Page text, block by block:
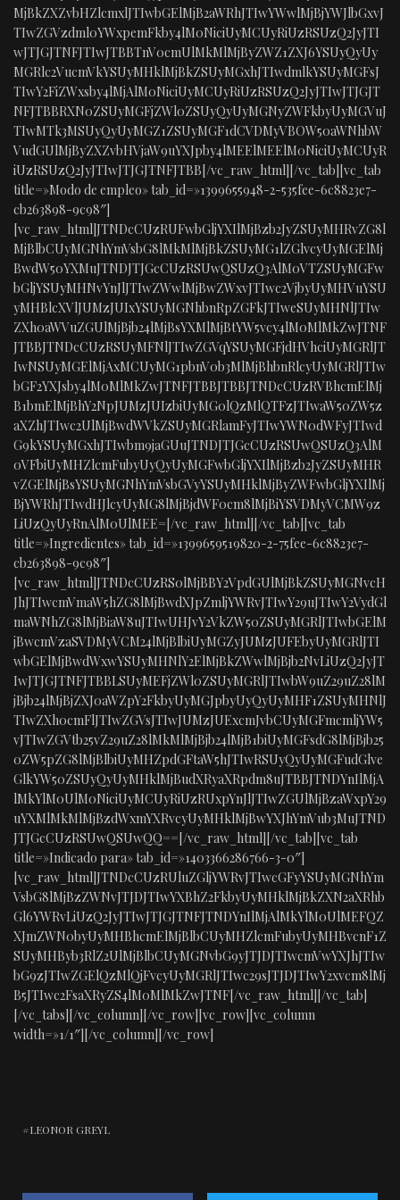
MjBkZXZvbHZlcmxlJTIwbGElMjB2aWRhJTIwYWwlMjBjYWJlbGxvJ
TIwZGVzdml0YWxpemFkby4lM0NiciUyMCUyRiUzRSUzQ2JyJTI
wJTJGJTNFJTIwJTBBTnV0cmUlMkMlMjByZWZ1ZXJ6YSUyQyUy
MGRlc2VucmVkYSUyMHklMjBkZSUyMGxhJTIwdmlkYSUyMGFsJ
TIwY2FiZWxsby4lMjAlM0NiciUyMCUyRiUzRSUzQ2JyJTIwJTJGJT
NFJTBBRXN0ZSUyMGFjZWl0ZSUyQyUyMGNyZWFkbyUyMGVuJ
TIwMTk3MSUyQyUyMGZ1ZSUyMGF1dCVDMyVBOW50aWNhbW
VudGUlMjByZXZvbHVjaW9uYXJpby4lMEElMEElM0NiciUyMCUyR
iUzRSUzQ2JyJTIwJTJGJTNFJTBB[/vc_raw_html][/vc_tab][vc_tab
title=»Modo de empleo» tab_id=»1399655948-2-535fee-6c8823e7-
cb263898-9c98″]
[vc_raw_html]JTNDcCUzRUFwbGljYXIlMjBzb2JyZSUyMHRvZG8l
MjBlbCUyMGNhYmVsbG8lMkMlMjBkZSUyMG1lZGlvcyUyMGElMj
BwdW50YXMuJTNDJTJGcCUzRSUwQSUzQ3AlM0VTZSUyMGFw
bGljYSUyMHNvYnJlJTIwZWwlMjBwZWxvJTIwc2VjbyUyMHVuYSU
yMHBlcXVlJUMzJUIxYSUyMGNhbnRpZGFkJTIweSUyMHNlJTIw
ZXh0aWVuZGUlMjBjb24lMjBsYXMlMjBtYW5vcy4lM0MlMkZwJTNF
JTBBJTNDcCUzRSUyMFNlJTIwZGVqYSUyMGFjdHVhciUyMGRlJT
IwNSUyMGElMjAxMCUyMG1pbnV0b3MlMjBhbnRlcyUyMGRlJTIw
bGF2YXJsby4lM0MlMkZwJTNFJTBBJTBBJTNDcCUzRVBhcmElMj
B1bmElMjBhY2NpJUMzJUIzbiUyMG0lQzMlQTFzJTIwaW50ZW5z
aXZhJTIwc2UlMjBwdWVkZSUyMGRlamFyJTIwYWN0dWFyJTIwd
G9kYSUyMGxhJTIwbm9jaGUuJTNDJTJGcCUzRSUwQSUzQ3AlM
0VFbiUyMHZlcmFubyUyQyUyMGFwbGljYXIlMjBzb2JyZSUyMHR
vZGElMjBsYSUyMGNhYmVsbGVyYSUyMHklMjByZWFwbGljYXIlMj
BjYWRhJTIwdHJlcyUyMG8lMjBjdWF0cm8lMjBiYSVDMyVCMW9z
LiUzQyUyRnAlM0UlMEE=[/vc_raw_html][/vc_tab][vc_tab
title=»Ingredientes» tab_id=»1399659519820-2-75fee-6c8823e7-
cb263898-9c98″]
[vc_raw_html]JTNDcCUzRS0lMjBBY2VpdGUlMjBkZSUyMGNvcH
JhJTIwcmVmaW5hZG8lMjBwdXJpZmljYWRvJTIwY29uJTIwY2VydGl
maWNhZG8lMjBiaW8uJTIwUHJvY2VkZW50ZSUyMGRlJTIwbGElM
jBwcmVzaSVDMyVCM24lMjBlbiUyMGZyJUMzJUFEbyUyMGRlJTI
wbGElMjBwdWxwYSUyMHNlY2ElMjBkZWwlMjBjb2NvLiUzQ2JyJT
IwJTJGJTNFJTBBLSUyMEFjZWl0ZSUyMGRlJTIwbW9uZ29uZ28lM
jBjb24lMjBjZXJ0aWZpY2FkbyUyMGJpbyUyQyUyMHF1ZSUyMHNlJ
TIwZXh0cmFlJTIwZGVsJTIwJUMzJUExcmJvbCUyMGFmcmljYW5
vJTIwZGVtb25vZ29uZ28lMkMlMjBjb24lMjB1biUyMGFsdG8lMjBjb25
0ZW5pZG8lMjBlbiUyMHZpdGFtaW5hJTIwRSUyQyUyMGFudGlve
GlkYW50ZSUyQyUyMHklMjBudXRyaXRpdm8uJTBBJTNDYnIlMjA
lMkYlM0UlM0NiciUyMCUyRiUzRUxpYnJlJTIwZGUlMjBzaWxpY29
uYXMlMkMlMjBzdWxmYXRvcyUyMHklMjBwYXJhYmVub3MuJTND
JTJGcCUzRSUwQSUwQQ==[/vc_raw_html][/vc_tab][vc_tab
title=»Indicado para» tab_id=»1403366286766-3-0″]
[vc_raw_html]JTNDcCUzRUluZGljYWRvJTIwcGFyYSUyMGNhYm
VsbG8lMjBzZWNvJTJDJTIwYXBhZ2FkbyUyMHklMjBkZXN2aXRhb
Gl6YWRvLiUzQ2JyJTIwJTJGJTNFJTNDYnIlMjAlMkYlM0UlMEFQZ
XJmZWN0byUyMHBhcmElMjBlbCUyMHZlcmFubyUyMHBvcnF1Z
SUyMHByb3RlZ2UlMjBlbCUyMGNvbG9yJTJDJTIwcmVwYXJhJTIw
bG9zJTIwZGElQzMlQjFvcyUyMGRlJTIwc29sJTJDJTIwY2xvcm8lMj
B5JTIwc2FsaXRyZS4lM0MlMkZwJTNF[/vc_raw_html][/vc_tab]
[/vc_tabs][/vc_column][/vc_row][vc_row][vc_column
width=»1/1″][/vc_column][/vc_row]
LEONOR GREYL